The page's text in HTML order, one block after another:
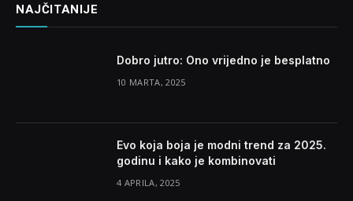
NAJČITANIJE
Dobro jutro: Ono vrijedno je besplatno
10 MARTA, 2025
Evo koja boja je modni trend za 2025.
godinu i kako je kombinovati
4 APRILA, 2025